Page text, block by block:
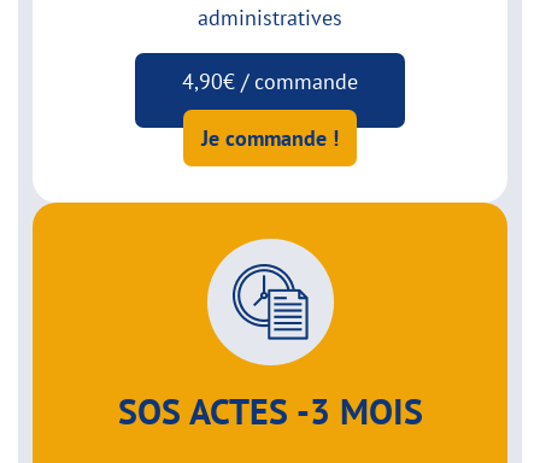
administratives
4,90€ / commande
Je commande !
SOS ACTES -3 MOIS